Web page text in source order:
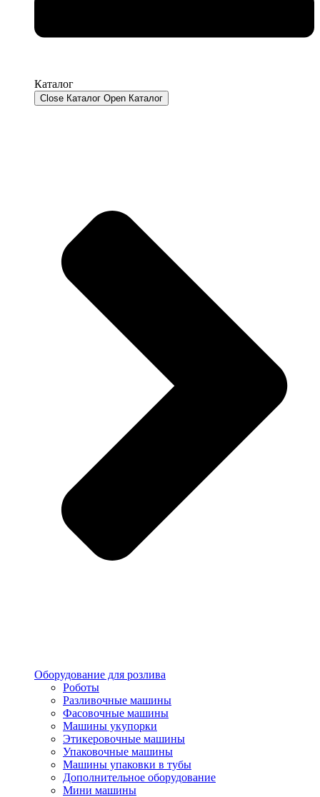
Каталог
Close Каталог Open Каталог
Оборудование для розлива
Роботы
Разливочные машины
Фасовочные машины
Машины укупорки
Этикеровочные машины
Упаковочные машины
Машины упаковки в тубы
Дополнительное оборудование
Мини машины